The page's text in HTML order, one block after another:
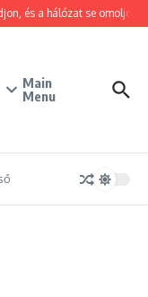
és a hálózat se omoljon
Main
Menu